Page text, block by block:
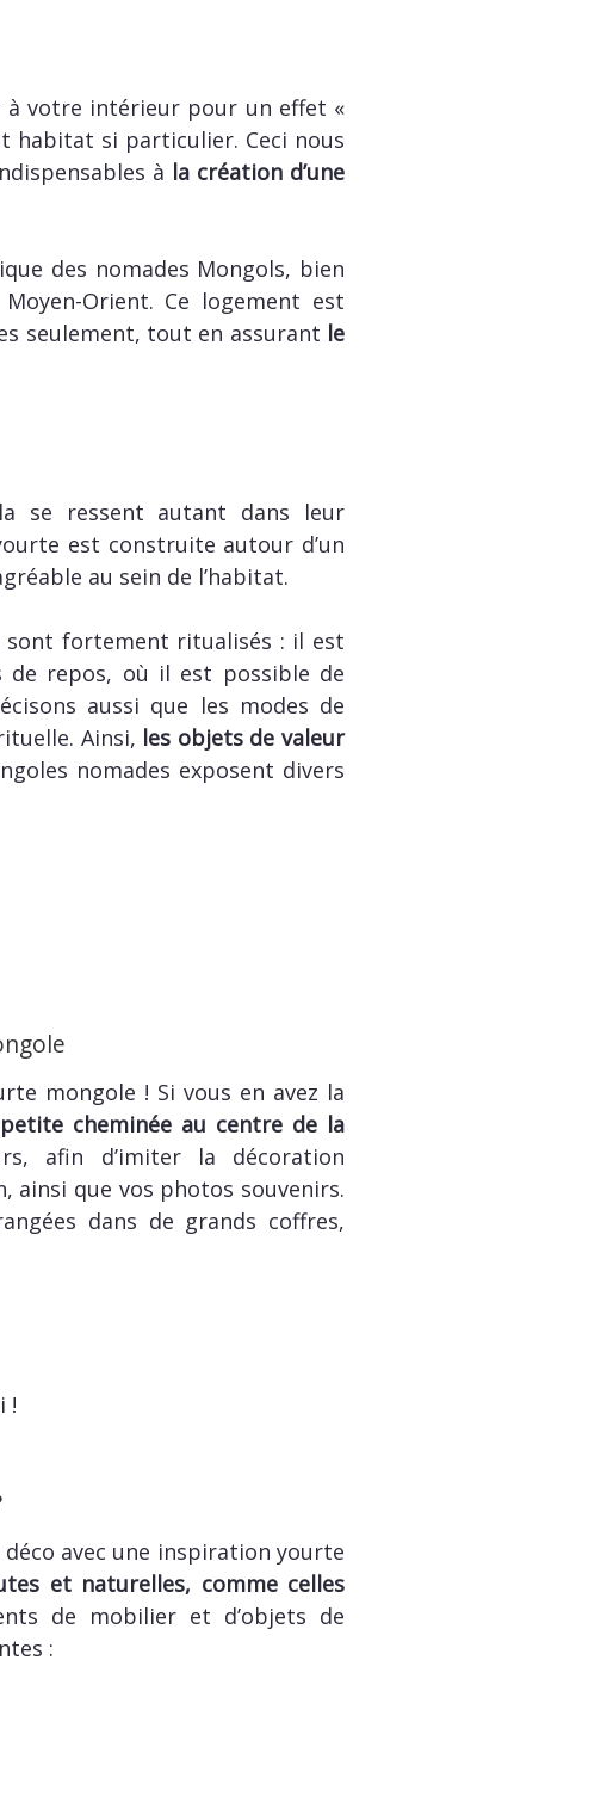
à votre intérieur pour un effet «
habitat si particulier. Ceci nous
à la création d’une
des nomades Mongols, bien
Orient. Ce logement est
seulement, tout en assurant le
se ressent autant dans leur
est construite autour d’un
au sein de l’habitat.
fortement ritualisés : il est
de repos, où il est possible de
aussi que les modes de
Ainsi, les objets de valeur
nomades exposent divers
mongole ! Si vous en avez la
cheminée au centre de la
afin d’imiter la décoration
ainsi que vos photos souvenirs.
dans de grands coffres,
!
avec une inspiration yourte
et naturelles, comme celles
de mobilier et d’objets de
: